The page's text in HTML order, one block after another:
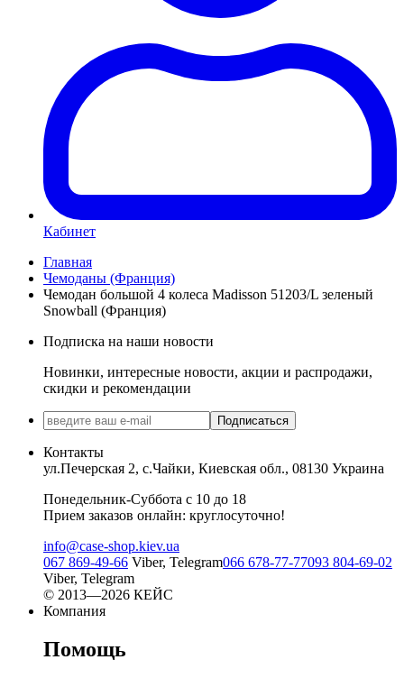
Кабинет
Главная
Чемоданы (Франция)
Чемодан большой 4 колеса Madisson 51203/L зеленый
Snowball (Франция)
Подписка на наши новости
Новинки, интересные новости, акции и распродажи,
скидки и рекомендации
Подписаться
Контакты
ул.Печерская 2, с.Чайки, Киевская обл., 08130 Украина
Понедельник-Суббота с 10 до 18
Прием заказов онлайн: круглосуточно!
info@case-shop.kiev.ua
067 869-49-66 Viber, Telegram066 678-77-77093 804-69-02
Viber, Telegram
© 2013—2026 КЕЙС
Компания
Помощь